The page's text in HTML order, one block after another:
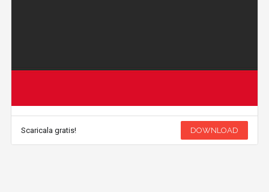
Scaricala gratis! DOWNLOAD